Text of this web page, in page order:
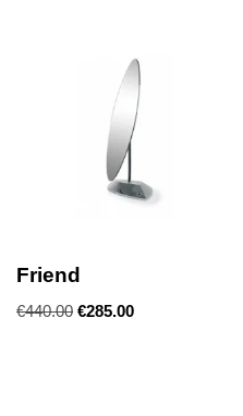
Friend
€440.00 €285.00